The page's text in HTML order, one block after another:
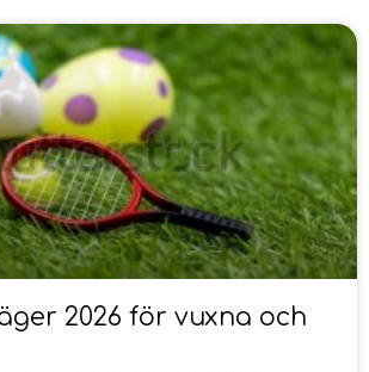
2026 för vuxna och